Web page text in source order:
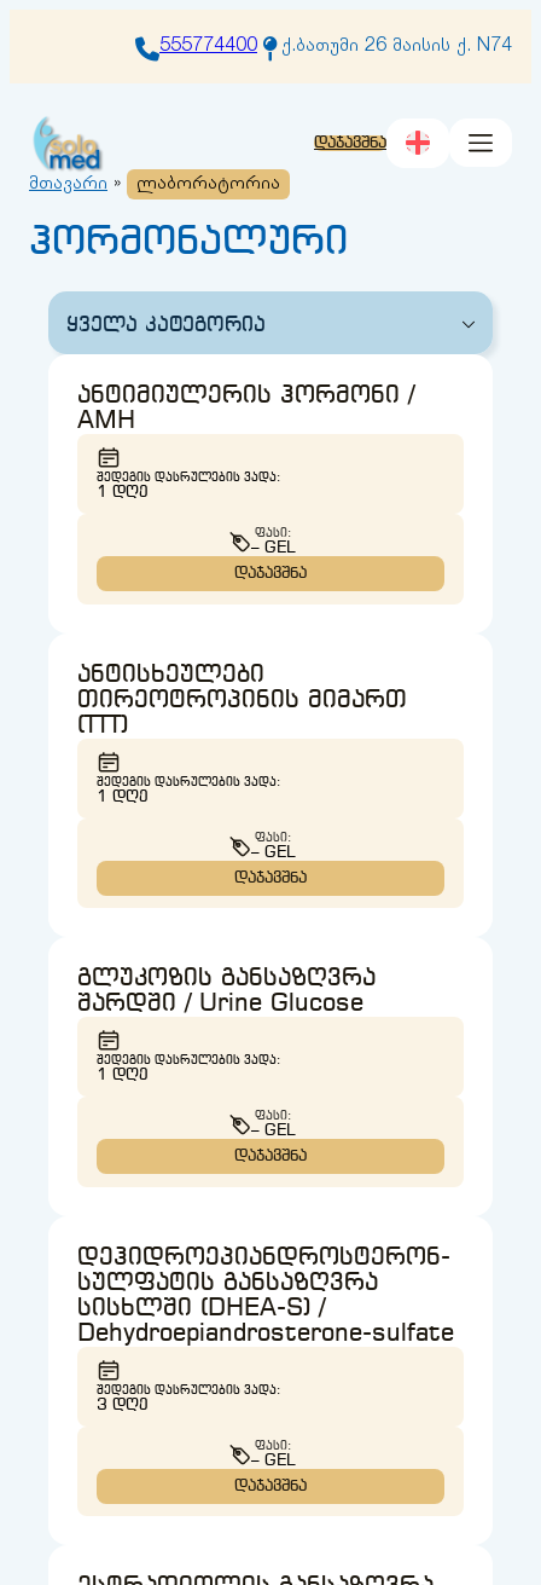
555774400 ქ.ბათუმი 26 მაისის ქ. N74
დაჯავშნა
მთავარი » ლაბორატორია
ჰორმონალური
ყველა კატეგორია
ანტიმიულერის ჰორმონი /
AMH
ᲨᲔᲓᲔᲒᲘᲡ ᲓᲐᲡᲠᲣᲚᲔᲑᲘᲡ ᲕᲐᲓᲐ:
1 ᲓᲦᲔ
ᲤᲐᲡᲘ:
– GEL
დაჯავშნა
ანტისხეულები
თირეოტროპინის მიმართ
(TTT)
ᲨᲔᲓᲔᲒᲘᲡ ᲓᲐᲡᲠᲣᲚᲔᲑᲘᲡ ᲕᲐᲓᲐ:
1 ᲓᲦᲔ
ᲤᲐᲡᲘ:
– GEL
დაჯავშნა
გლუკოზის განსაზღვრა
შარდში / Urine Glucose
ᲨᲔᲓᲔᲒᲘᲡ ᲓᲐᲡᲠᲣᲚᲔᲑᲘᲡ ᲕᲐᲓᲐ:
1 ᲓᲦᲔ
ᲤᲐᲡᲘ:
– GEL
დაჯავშნა
დეჰიდროეპიანდროსტერონ-
სულფატის განსაზღვრა
სისხლში (DHEA-S) /
Dehydroepiandrosterone-sulfate
ᲨᲔᲓᲔᲒᲘᲡ ᲓᲐᲡᲠᲣᲚᲔᲑᲘᲡ ᲕᲐᲓᲐ:
3 ᲓᲦᲔ
ᲤᲐᲡᲘ:
– GEL
დაჯავშნა